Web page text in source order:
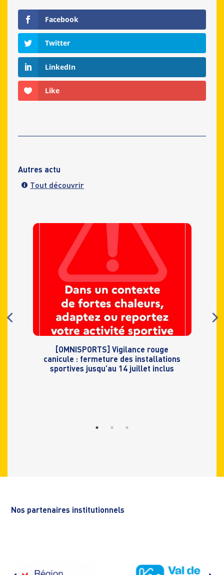
Facebook
Twitter
LinkedIn
Like
Autres actu
Tout découvrir
[OMNISPORTS] Vigilance rouge
canicule : fermeture des installations
sportives jusqu’au 14 juillet inclus
Nos partenaires institutionnels